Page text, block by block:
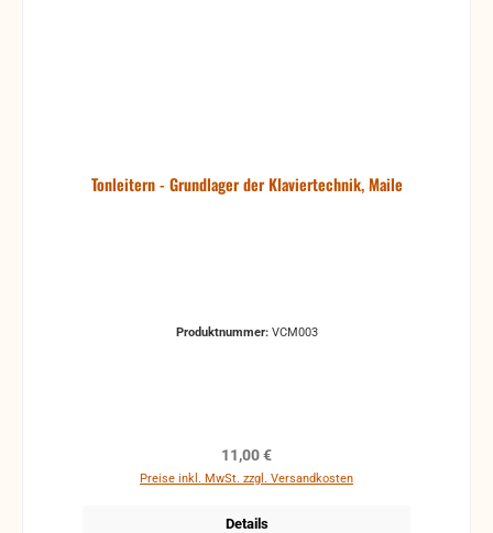
Tonleitern - Grundlager der Klaviertechnik, Maile
Produktnummer: VCM003
Regulärer Preis:
11,00 €
Preise inkl. MwSt. zzgl. Versandkosten
Details